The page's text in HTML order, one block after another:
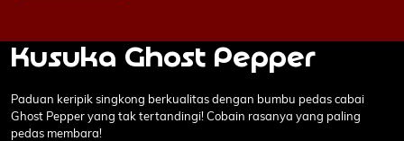
Kusuka Ghost Pepper
Paduan keripik singkong berkualitas dengan bumbu pedas cabai
Ghost Pepper yang tak tertandingi! Cobain rasanya yang paling
pedas membara!